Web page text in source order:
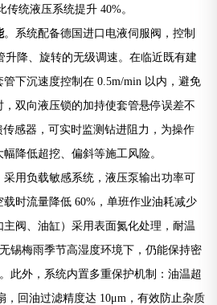
统液压系统提升 40%。
。系统配备德国进口电液伺服阀，控制
升降、旋转的无级调速。在临近既有建
下沉速度控制在 0.5m/min 以内，避免
双向液压锁的加持使套管悬停误差不
感器，可实时监测钻进阻力，为操作
降低超挖、偏斜等施工风险。
采用负载敏感系统，液压泵输出功率可
时流量降低 60%，单班作业油耗减少
阀、油缸）采用表面氮化处理，耐温
锡梅雨季节高湿度环境下，仍能保持密
此外，系统内置多重保护机制：油温超
回油过滤精度达 10μm，有效防止杂质